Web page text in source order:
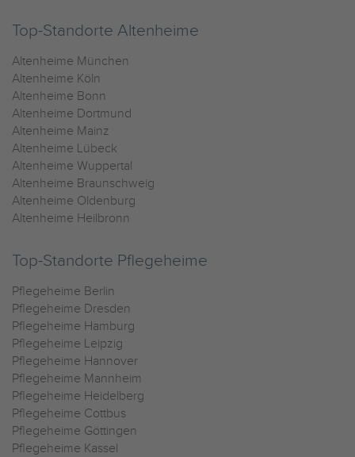
Top-Standorte Altenheime
Altenheime München
Altenheime Köln
Altenheime Bonn
Altenheime Dortmund
Altenheime Mainz
Altenheime Lübeck
Altenheime Wuppertal
Altenheime Braunschweig
Altenheime Oldenburg
Altenheime Heilbronn
Top-Standorte Pflegeheime
Pflegeheime Berlin
Pflegeheime Dresden
Pflegeheime Hamburg
Pflegeheime Leipzig
Pflegeheime Hannover
Pflegeheime Mannheim
Pflegeheime Heidelberg
Pflegeheime Cottbus
Pflegeheime Göttingen
Pflegeheime Kassel